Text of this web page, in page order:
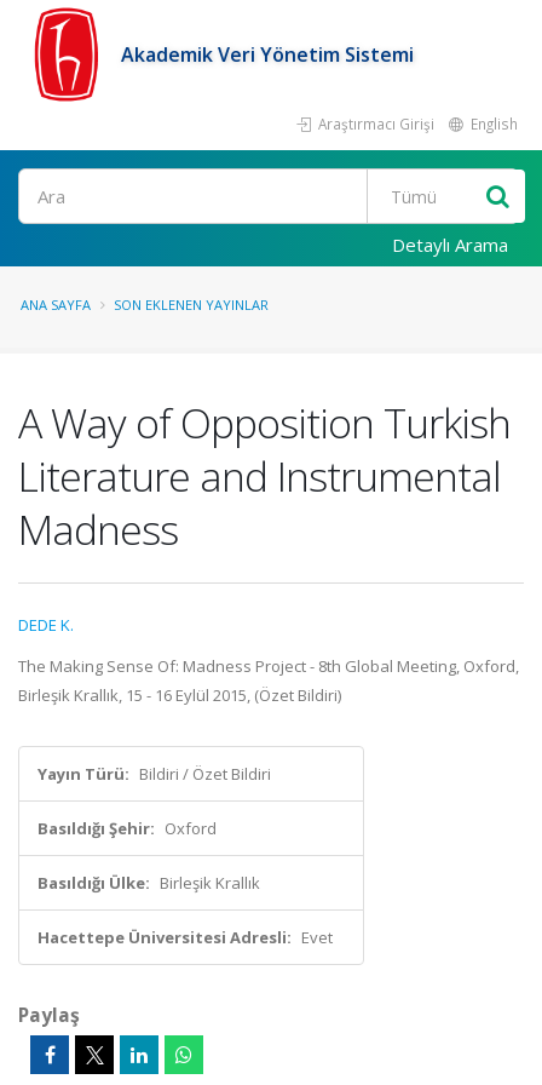
Akademik Veri Yönetim Sistemi
Araştırmacı Girişi English
Ara
Detaylı Arama
ANA SAYFA SON EKLENEN YAYINLAR
A Way of Opposition Turkish
Literature and Instrumental
Madness
DEDE K.
The Making Sense Of: Madness Project - 8th Global Meeting, Oxford,
Birleşik Krallık, 15 - 16 Eylül 2015, (Özet Bildiri)
Yayın Türü: Bildiri / Özet Bildiri
Basıldığı Şehir: Oxford
Basıldığı Ülke: Birleşik Krallık
Hacettepe Üniversitesi Adresli: Evet
Paylaş